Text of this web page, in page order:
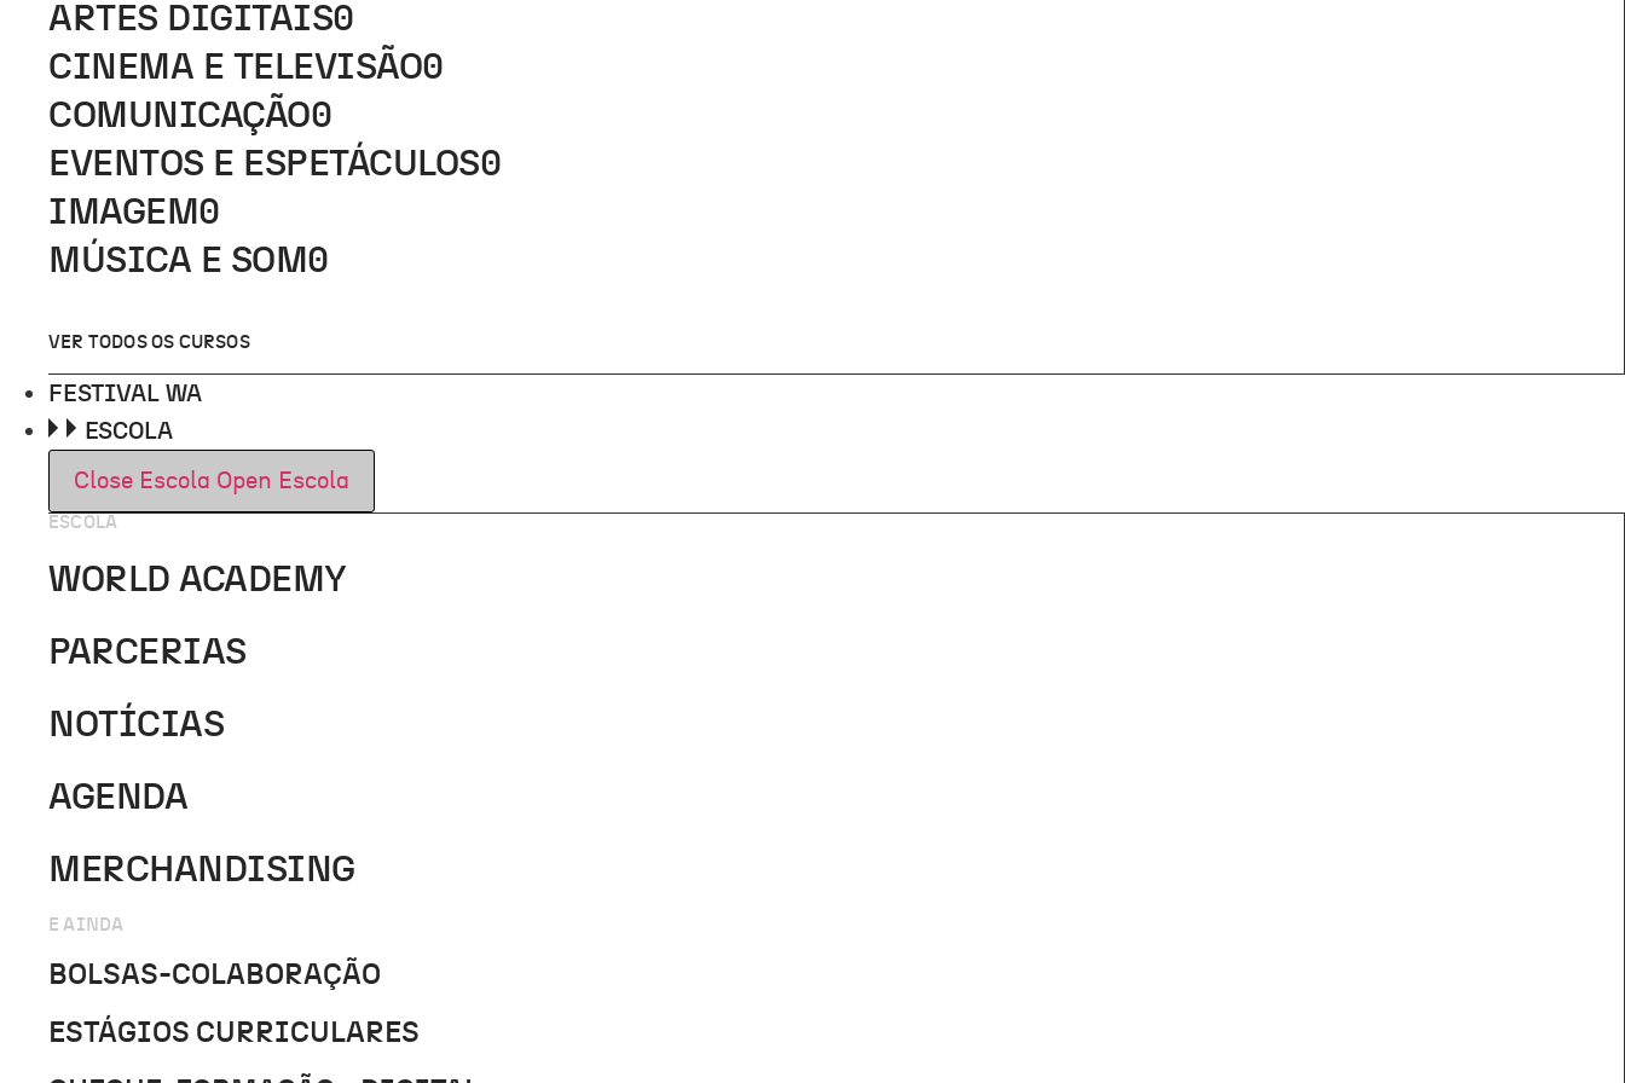
ARTES DIGITAIS0
CINEMA E TELEVISÃO0
COMUNICAÇÃO0
EVENTOS E ESPETÁCULOS0
IMAGEM 0
MÚSICA E SOM 0
VER TODOS OS CURSOS
FESTIVAL WA
ESCOLA
Close Escola Open Escola
ESCOLA
WORLD ACADEMY
PARCERIAS
NOTÍCIAS
AGENDA
MERCHANDISING
E AINDA
BOLSAS-COLABORAÇÃO
ESTÁGIOS CURRICULARES